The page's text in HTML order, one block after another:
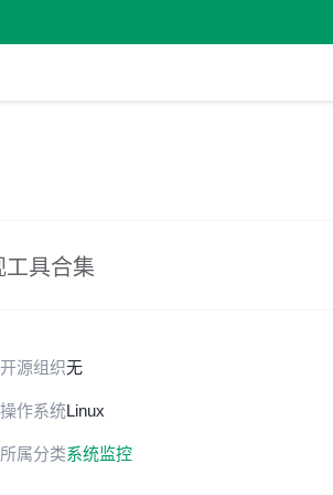
工具合集
开源组织无
操作系统Linux
所属分类系统监控